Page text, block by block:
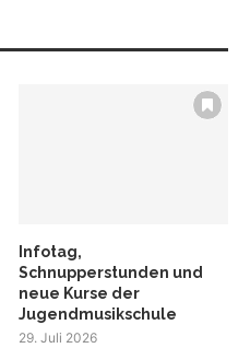
Infotag,
Schnupperstunden und
neue Kurse der
Jugendmusikschule
29. Juli 2026